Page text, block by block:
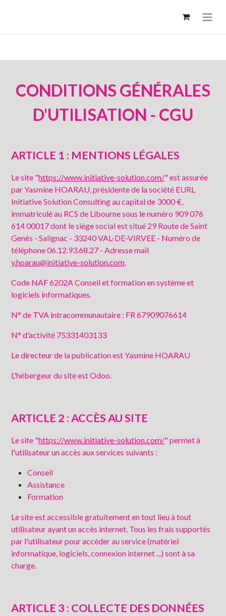
CONDITIONS GÉNÉRALES
D'UTILISATION - CGU
ARTICLE 1 : MENTIONS LÉGALES
Le site "https://www.initiative-solution.com/" est assurée
par Yasmine HOARAU, présidente de la société EURL
Initiative Solution Consulting au capital de 3000 €,
immatriculé au RCS de Libourne sous le numéro 909 076
614 00017 dont le siège social est situé 29 Route de Saint
Genès - Salignac - 33240 VAL-DE-VIRVEE - Numéro de
téléphone 06.12.93.68.27 - Adresse mail
y.hoarau@initiative-solution.com
Code NAF 6202A Conseil et formation en système et
logiciels informatiques.
N° de TVA intracommunautaire : FR 67909076614
N° d'activité 75331403133
Le directeur de la publication est Yasmine HOARAU
L'hébergeur du site est Odoo.
ARTICLE 2 : ACCÈS AU SITE
Le site "https://www.initiative-solution.com/" permet à
l'utilisateur un accès aux services suivants :
Conseil
Assistance
Formation
Le site est accessible gratuitement en tout lieu à tout
utilisateur ayant un accès internet. Tous les frais supportés
par l'utilisateur pour accéder au service (matériel
informatique, logiciels, connexion internet ...) sont à sa
charge.
ARTICLE 3 : COLLECTE DES DONNÉES